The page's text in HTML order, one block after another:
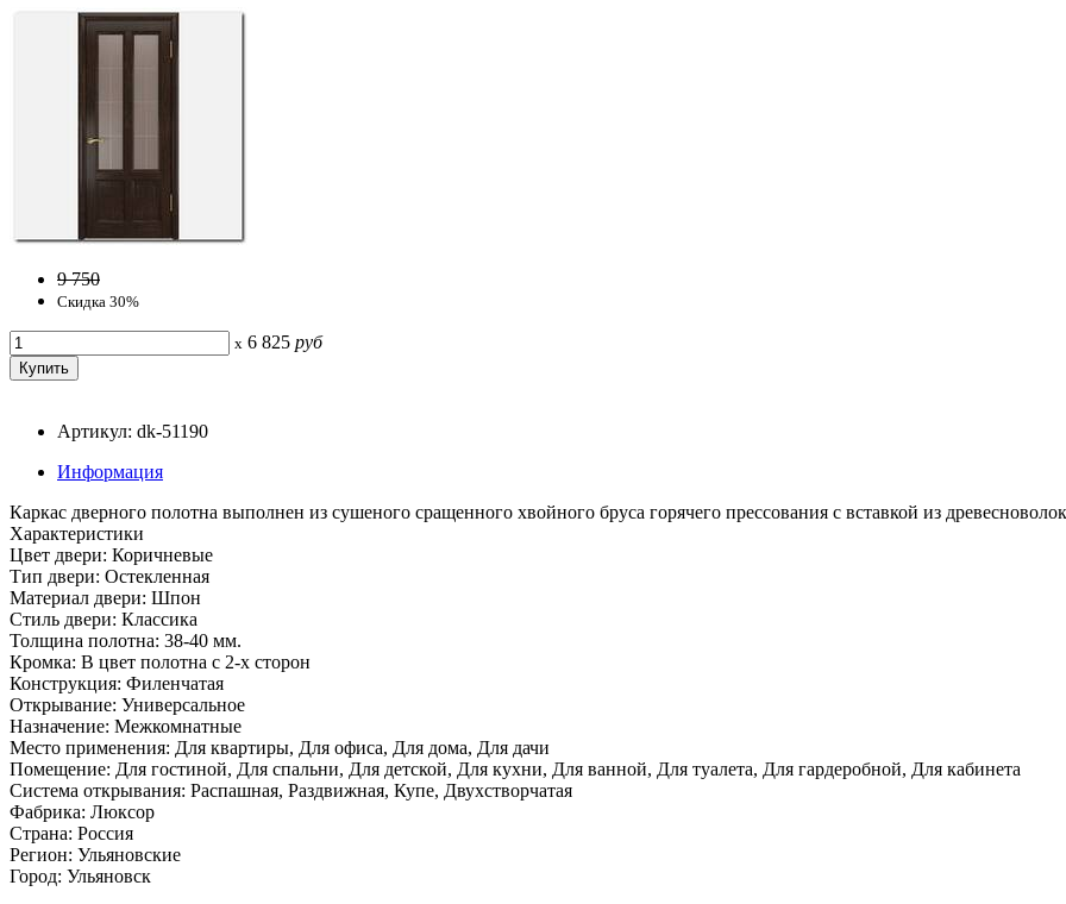
9 750
Скидка 30%
x 6 825 руб
Артикул: dk-51190
Информация
Каркас дверного полотна выполнен из сушеного сращенного хвойного бруса горячего прессования с вставкой из
Характеристики
Цвет двери: Коричневые
Тип двери: Остекленная
Материал двери: Шпон
Стиль двери: Классика
Толщина полотна: 38-40 мм.
Кромка: В цвет полотна с 2-х сторон
Конструкция: Филенчатая
Открывание: Универсальное
Назначение: Межкомнатные
Место применения: Для квартиры, Для офиса, Для дома, Для дачи
Помещение: Для гостиной, Для спальни, Для детской, Для кухни, Для ванной, Для туалета, Для гардеробной, Для кабинета
Система открывания: Распашная, Раздвижная, Купе, Двухстворчатая
Фабрика: Люксор
Страна: Россия
Регион: Ульяновские
Город: Ульяновск